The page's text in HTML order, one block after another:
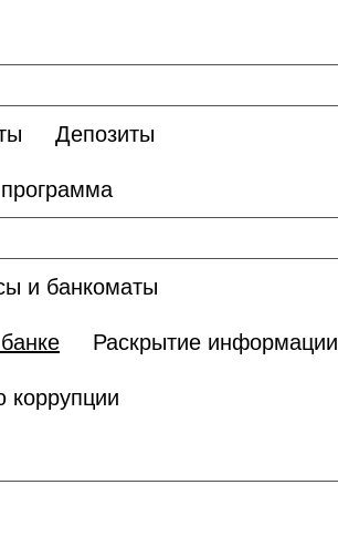
Депозиты
и банкоматы
Раскрытие информации
коррупции